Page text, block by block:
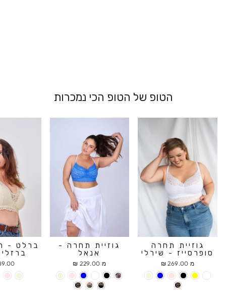
הטופ של הטופ הכי נמכרות
גוזיית תחרה
סופרסייז - שירלי
מ 269.00 ₪
גוזיית תחרה -
אנאל
מ 229.00 ₪
ברלט -
₪